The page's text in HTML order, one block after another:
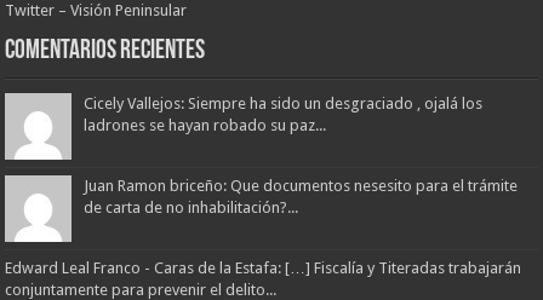
Twitter – Visión Peninsular
Comentarios Recientes
Cicely Vallejos: Siempre ha sido un desgraciado , ojalá los
ladrones se hayan robado su paz...
Juan Ramon briceño: Que documentos nesesito para el trámite
de carta de no inhabilitación?...
Edward Leal Franco - Caras de la Estafa: […] Fiscalía y Titeradas trabajarán
conjuntamente para prevenir el delito...